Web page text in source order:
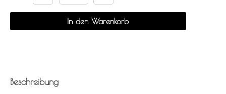
In den Warenkorb
Beschreibung